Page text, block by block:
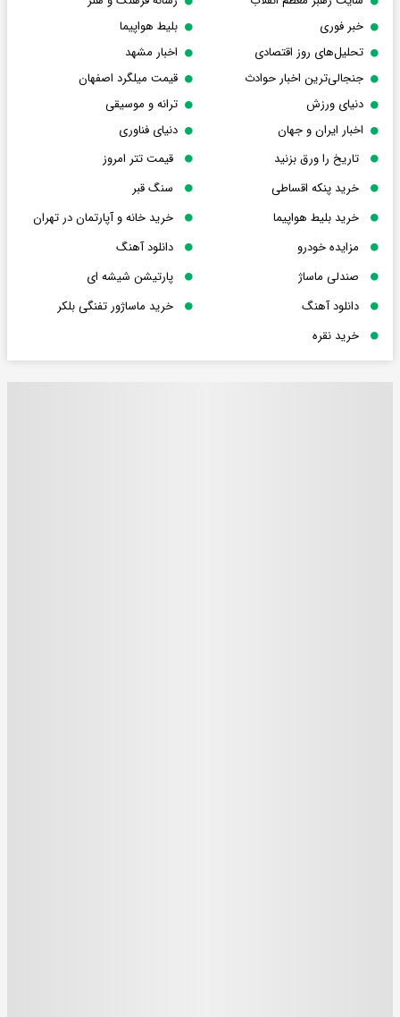
خبر فوری
بلیط هواپیما
تحلیل‌های روز اقتصادی
اخبار مشهد
جنجالی‌ترین اخبار حوادث
قیمت میلگرد اصفهان
دنیای ورزش
ترانه و موسیقی
اخبار ایران و جهان
دنیای فناوری
تاریخ را ورق بزنید
قیمت تتر امروز
خرید پنکه اقساطی
سنگ قبر
خرید بلیط هواپیما
خرید خانه و آپارتمان در تهران
مزایده خودرو
دانلود آهنگ
صندلی ماساژ
پارتیشن شیشه ای
دانلود آهنگ
خرید ماساژور تفنگی بلکر
خرید نقره